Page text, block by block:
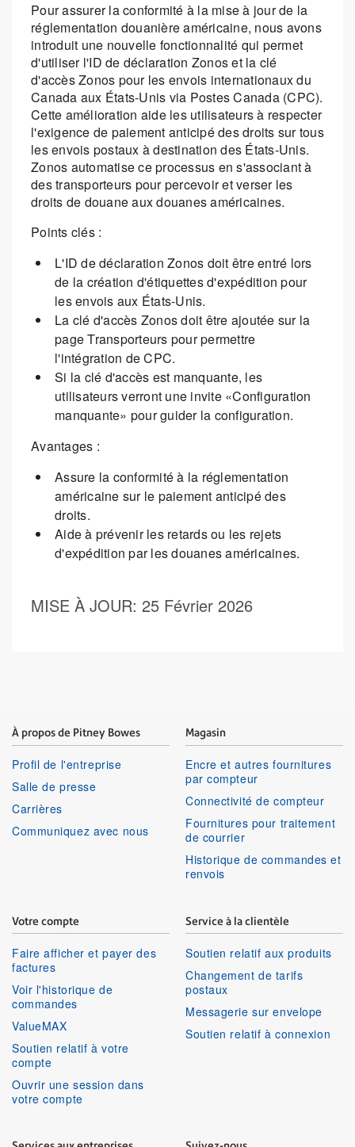
Pour assurer la conformité à la mise à jour de la
réglementation douanière américaine, nous avons
introduit une nouvelle fonctionnalité qui permet
d'utiliser l'ID de déclaration Zonos et la clé
d'accès Zonos pour les envois internationaux du
Canada aux États-Unis via Postes Canada (CPC).
Cette amélioration aide les utilisateurs à respecter
l'exigence de paiement anticipé des droits sur tous
les envois postaux à destination des États-Unis.
Zonos automatise ce processus en s'associant à
des transporteurs pour percevoir et verser les
droits de douane aux douanes américaines.
Points clés :
L'ID de déclaration Zonos doit être entré lors
de la création d'étiquettes d'expédition pour
les envois aux États-Unis.
La clé d'accès Zonos doit être ajoutée sur la
page Transporteurs pour permettre
l'intégration de CPC.
Si la clé d'accès est manquante, les
utilisateurs verront une invite «Configuration
manquante» pour guider la configuration.
Avantages :
Assure la conformité à la réglementation
américaine sur le paiement anticipé des
droits.
Aide à prévenir les retards ou les rejets
d'expédition par les douanes américaines.
MISE À JOUR: 25 Février 2026
À propos de Pitney Bowes
Profil de l'entreprise
Salle de presse
Carrières
Communiquez avec nous
Magasin
Encre et autres fournitures
par compteur
Connectivité de compteur
Fournitures pour traitement
de courrier
Historique de commandes et
renvois
Votre compte
Faire afficher et payer des
factures
Voir l'historique de
commandes
ValueMAX
Soutien relatif à votre
compte
Ouvrir une session dans
votre compte
Service à la clientèle
Soutien relatif aux produits
Changement de tarifs
postaux
Messagerie sur envelope
Soutien relatif à connexion